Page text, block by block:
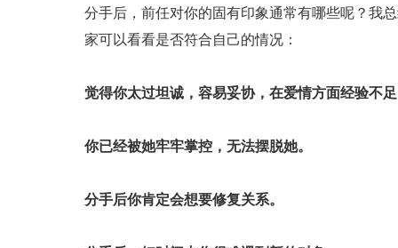
分手后，前任对你的固有印象通常有哪些呢？我
家可以看看是否符合自己的情况：
觉得你太过坦诚，容易妥协，在爱情方面经验不
你已经被她牢牢掌控，无法摆脱她。
分手后你肯定会想要修复关系。